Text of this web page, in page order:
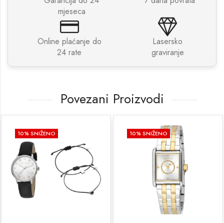
mjeseca
Online plaćanje do
24 rate
Lasersko
graviranje
Povezani Proizvodi
10% SNIŽENO 10% SNIŽENO